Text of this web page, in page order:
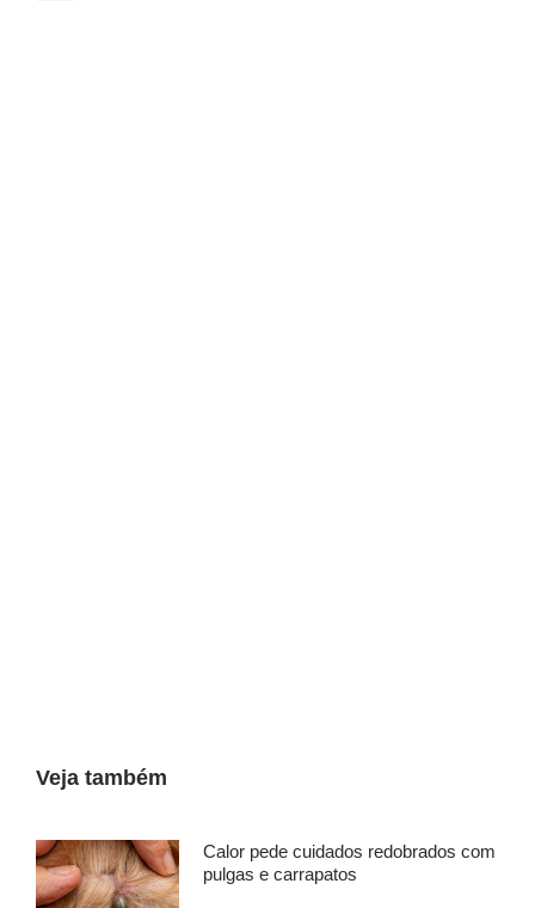
Veja também
Calor pede cuidados redobrados com
pulgas e carrapatos